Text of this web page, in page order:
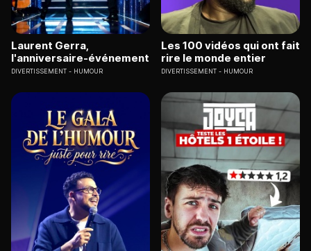
Laurent Gerra,
l'anniversaire-événement
DIVERTISSEMENT HUMOUR
Les 100 vidéos qui ont fait
rire le monde entier
DIVERTISSEMENT HUMOUR